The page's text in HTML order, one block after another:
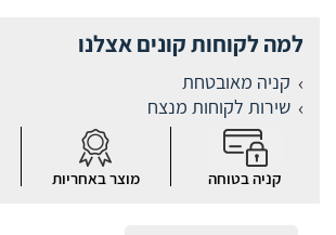
למה לקוחות קונים אצלנו
קניה מאובטחת
שירות לקוחות מנצח
קניה בטוחה מוצר באחריות